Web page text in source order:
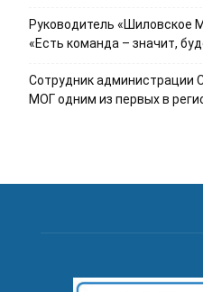
Руководитель «Шиловское
«Есть команда – значит,
Сотрудник администрации
МОГ одним из первых в